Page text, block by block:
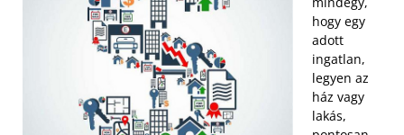
hogy egy
adott
ingatlan,
legyen az
ház vagy
lakás,